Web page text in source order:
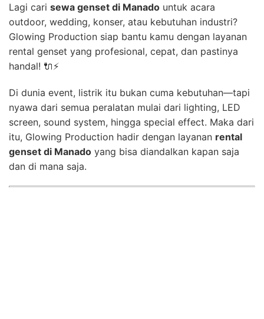
Lagi cari sewa genset di Manado untuk acara
outdoor, wedding, konser, atau kebutuhan industri?
Glowing Production siap bantu kamu dengan layanan
rental genset yang profesional, cepat, dan pastinya
handal! 🔌⚡
Di dunia event, listrik itu bukan cuma kebutuhan—tapi
nyawa dari semua peralatan mulai dari lighting, LED
screen, sound system, hingga special effect. Maka dari
itu, Glowing Production hadir dengan layanan rental
genset di Manado yang bisa diandalkan kapan saja
dan di mana saja.